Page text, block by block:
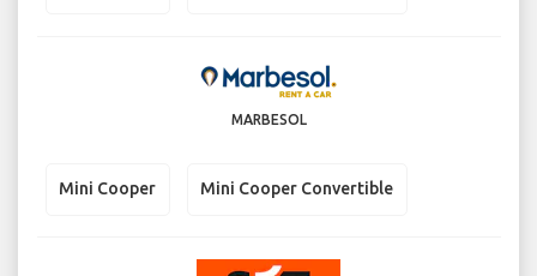
MARBESOL
Mini Cooper Mini Cooper Convertible